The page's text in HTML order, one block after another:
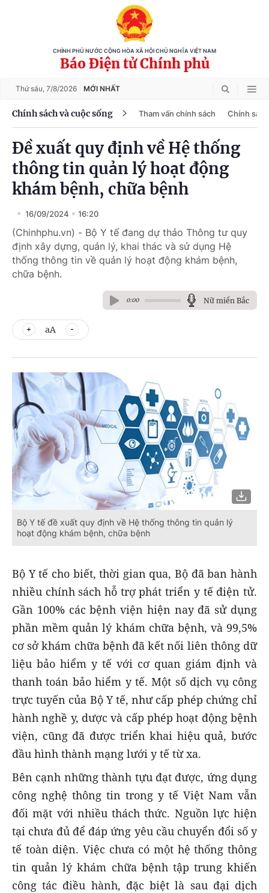
CHÍNH PHỦ NƯỚC CỘNG HÒA XÃ HỘI CHỦ NGHĨA VIỆT NAM
Báo Điện tử Chính phủ
Thứ sáu, 7/8/2026 MỚI NHẤT
Chính sách và cuộc sống Tham vấn chính sách Chính
Đề xuất quy định về Hệ thống
thông tin quản lý hoạt động
khám bệnh, chữa bệnh
16/09/2024 16:20
(Chinhphu.vn) - Bộ Y tế đang dự thảo Thông tư quy
định xây dựng, quản lý, khai thác và sử dụng Hệ
thống thông tin về quản lý hoạt động khám bệnh,
chữa bệnh.
0:00 Nữ miền Bắc
aA
Bộ Y tế đề xuất quy định về Hệ thống thông tin quản lý
hoạt động khám bệnh, chữa bệnh
Bộ Y tế cho biết, thời gian qua, Bộ đã ban hành
nhiều chính sách hỗ trợ phát triển y tế điện tử.
Gần 100% các bệnh viện hiện nay đã sử dụng
phần mềm quản lý khám chữa bệnh, và 99,5%
cơ sở khám chữa bệnh đã kết nối liên thông dữ
liệu bảo hiểm y tế với cơ quan giám định và
thanh toán bảo hiểm y tế. Một số dịch vụ công
trực tuyến của Bộ Y tế, như cấp phép chứng chỉ
hành nghề y, dược và cấp phép hoạt động bệnh
viện, cũng đã được triển khai hiệu quả, bước
đầu hình thành mạng lưới y tế từ xa.
Bên cạnh những thành tựu đạt được, ứng dụng
công nghệ thông tin trong y tế Việt Nam vẫn
đối mặt với nhiều thách thức. Nguồn lực hiện
tại chưa đủ để đáp ứng yêu cầu chuyển đổi số y
tế toàn diện. Việc chưa có một hệ thống thông
tin quản lý khám chữa bệnh tập trung khiến
công tác điều hành, đặc biệt là sau đại dịch